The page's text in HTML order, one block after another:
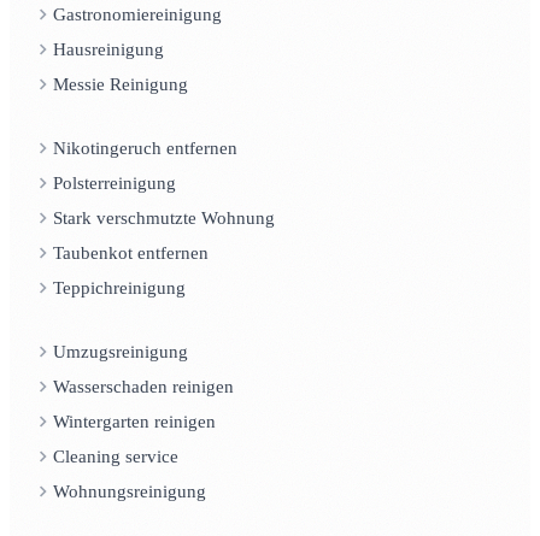
Gastronomiereinigung
Hausreinigung
Messie Reinigung
Nikotingeruch entfernen
Polsterreinigung
Stark verschmutzte Wohnung
Taubenkot entfernen
Teppichreinigung
Umzugsreinigung
Wasserschaden reinigen
Wintergarten reinigen
Cleaning service
Wohnungsreinigung